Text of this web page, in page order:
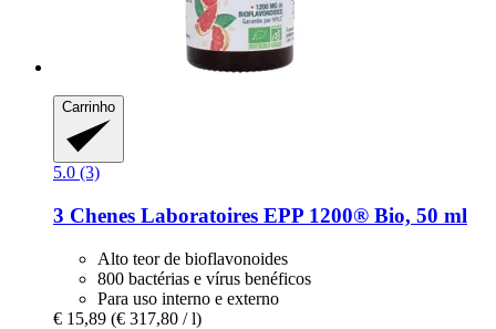
Carrinho
5.0 (3)
3 Chenes Laboratoires EPP 1200® Bio, 50 ml
Alto teor de bioflavonoides
800 bactérias e vírus benéficos
Para uso interno e externo
€ 15,89 (€ 317,80 / l)